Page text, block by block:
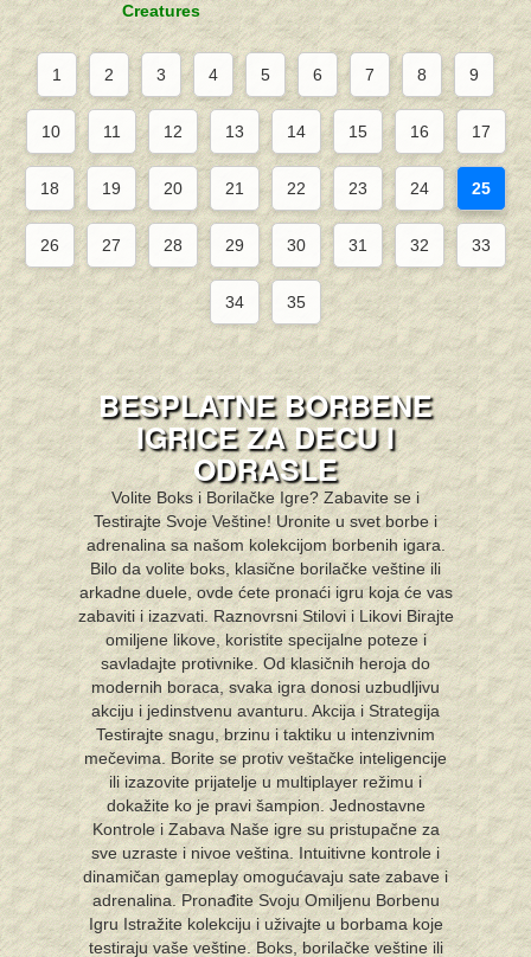
Creatures
1 2 3 4 5 6 7 8 9
10 11 12 13 14 15 16 17
18 19 20 21 22 23 24 25
26 27 28 29 30 31 32 33
34 35
BESPLATNE BORBENE
IGRICE ZA DECU I
ODRASLE
Volite Boks i Borilačke Igre? Zabavite se i
Testirajte Svoje Veštine! Uronite u svet borbe i
adrenalina sa našom kolekcijom borbenih igara.
Bilo da volite boks, klasične borilačke veštine ili
arkadne duele, ovde ćete pronaći igru koja će vas
zabaviti i izazvati. Raznovrsni Stilovi i Likovi Birajte
omiljene likove, koristite specijalne poteze i
savladajte protivnike. Od klasičnih heroja do
modernih boraca, svaka igra donosi uzbudljivu
akciju i jedinstvenu avanturu. Akcija i Strategija
Testirajte snagu, brzinu i taktiku u intenzivnim
mečevima. Borite se protiv veštačke inteligencije
ili izazovite prijatelje u multiplayer režimu i
dokažite ko je pravi šampion. Jednostavne
Kontrole i Zabava Naše igre su pristupačne za
sve uzraste i nivoe veština. Intuitivne kontrole i
dinamičan gameplay omogućavaju sate zabave i
adrenalina. Pronađite Svoju Omiljenu Borbenu
Igru Istražite kolekciju i uživajte u borbama koje
testiraju vaše veštine. Boks, borilačke veštine ili